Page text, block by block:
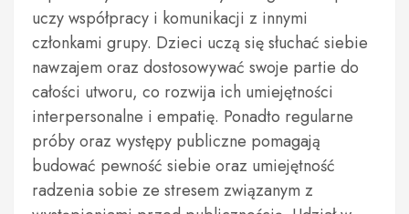
uczy współpracy i komunikacji z innymi
członkami grupy. Dzieci uczą się słuchać siebie
nawzajem oraz dostosowywać swoje partie do
całości utworu, co rozwija ich umiejętności
interpersonalne i empatię. Ponadto regularne
próby oraz występy publiczne pomagają
budować pewność siebie oraz umiejętność
radzenia sobie ze stresem związanym z